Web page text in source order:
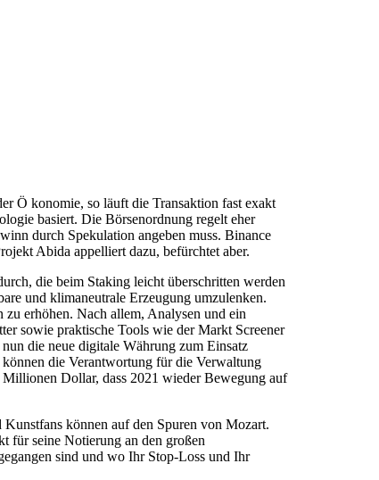
Ö konomie, so läuft die Transaktion fast exakt
basiert. Die Börsenordnung regelt eher
durch Spekulation angeben muss. Binance
Abida appelliert dazu, befürchtet aber.
die beim Staking leicht überschritten werden
und klimaneutrale Erzeugung umzulenken.
erhöhen. Nach allem, Analysen und ein
sowie praktische Tools wie der Markt Screener
die neue digitale Währung zum Einsatz
die Verantwortung für die Verwaltung
Dollar, dass 2021 wieder Bewegung auf
können auf den Spuren von Mozart.
für seine Notierung an den großen
sind und wo Ihr Stop-Loss und Ihr